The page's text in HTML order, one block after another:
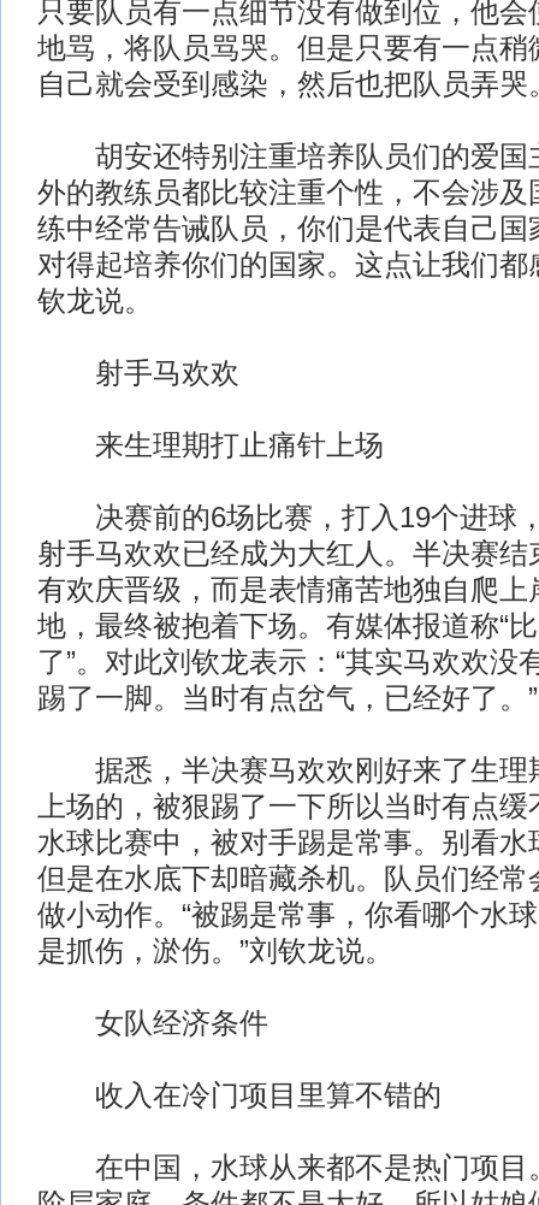
只要队员有一点细节没有做到位，他
地骂，将队员骂哭。但是只要有一点稍
自己就会受到感染，然后也把队员弄哭
胡安还特别注重培养队员们的爱国
外的教练员都比较注重个性，不会涉及
练中经常告诫队员，你们是代表自己国
对得起培养你们的国家。这点让我们都
钦龙说。
射手马欢欢
来生理期打止痛针上场
决赛前的6场比赛，打入19个进球
射手马欢欢已经成为大红人。半决赛结
有欢庆晋级，而是表情痛苦地独自爬上
地，最终被抱着下场。有媒体报道称“
了”。对此刘钦龙表示：“其实马欢欢没
踢了一脚。当时有点岔气，已经好了。”
据悉，半决赛马欢欢刚好来了生理
上场的，被狠踢了一下所以当时有点
水球比赛中，被对手踢是常事。别看水
但是在水底下却暗藏杀机。队员们经常
做小动作。“被踢是常事，你看哪个水
是抓伤，淤伤。”刘钦龙说。
女队经济条件
收入在冷门项目里算不错的
在中国，水球从来都不是热门项目